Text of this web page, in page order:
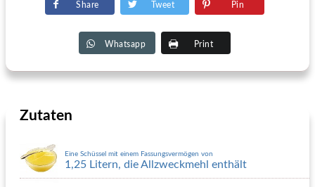
Share Tweet Pin
Whatsapp Print
Zutaten
Eine Schüssel mit einem Fassungsvermögen von
1,25 Litern, die Allzweckmehl enthält